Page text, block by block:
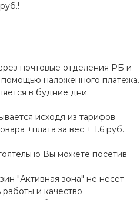
почтовые отделения РБ и
помощью наложенного платежа.
в будние дни.
исходя из тарифов
+плата за вес + 1.6 руб.
Вы можете посетив
"Активная зона" не несет
работы и качество